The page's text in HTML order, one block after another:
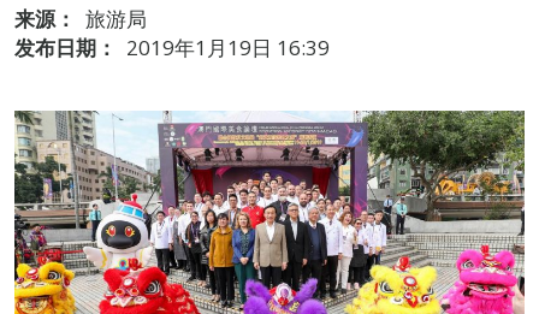
来源：
旅游局
发布日期：
2019年1月19日 16:39